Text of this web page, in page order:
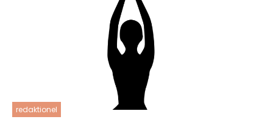
redaktionel